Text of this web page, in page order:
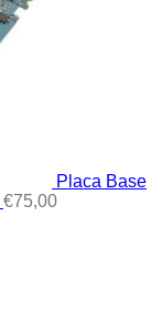
Placa Base
€75,00